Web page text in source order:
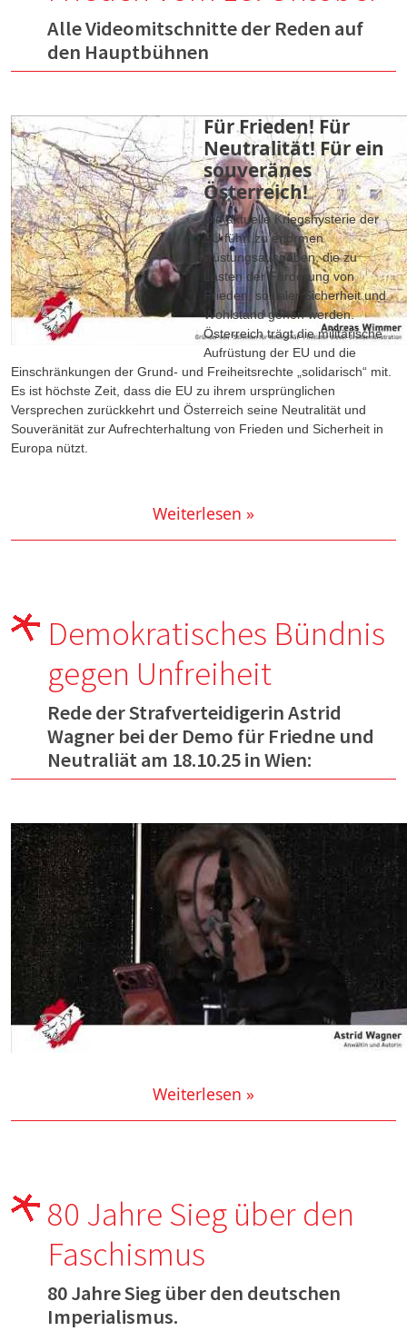
Alle Videomitschnitte der Reden auf
den Hauptbühnen
Für Frieden! Für
Neutralität! Für ein
souveränes
Österreich!
Die aktuelle Kriegshysterie der
EU führt zu enormen
Rüstungsausgaben, die zu
Lasten der Förderung von
Frieden, sozialer Sicherheit und
Wohlstand gehen werden.
Österreich trägt die militärische
Aufrüstung der EU und die
Einschränkungen der Grund- und Freiheitsrechte „solidarisch“ mit.
Es ist höchste Zeit, dass die EU zu ihrem ursprünglichen
Versprechen zurückkehrt und Österreich seine Neutralität und
Souveränität zur Aufrechterhaltung von Frieden und Sicherheit in
Europa nützt.
Weiterlesen »
Demokratisches Bündnis
gegen Unfreiheit
Rede der Strafverteidigerin Astrid
Wagner bei der Demo für Friedne und
Neutraliät am 18.10.25 in Wien:
Weiterlesen »
80 Jahre Sieg über den
Faschismus
80 Jahre Sieg über den deutschen
Imperialismus.